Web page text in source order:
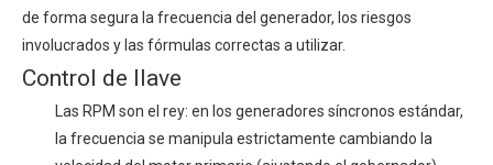
de forma segura la frecuencia del generador, los riesgos
involucrados y las fórmulas correctas a utilizar.
Control de llave
Las RPM son el rey: en los generadores síncronos estándar,
la frecuencia se manipula estrictamente cambiando la